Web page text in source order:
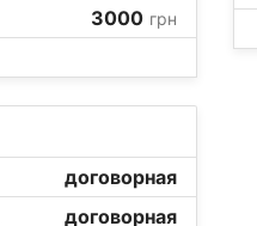
3000 грн
договорная
договорная